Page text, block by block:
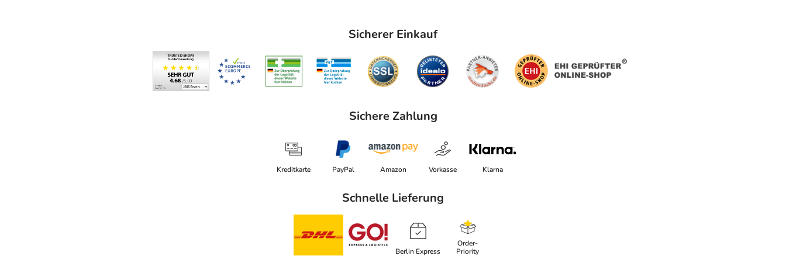
Sicherer Einkauf
Sichere Zahlung
Kreditkarte PayPal Amazon Vorkasse Klarna
Schnelle Lieferung
Berlin Express
Order-
Priority